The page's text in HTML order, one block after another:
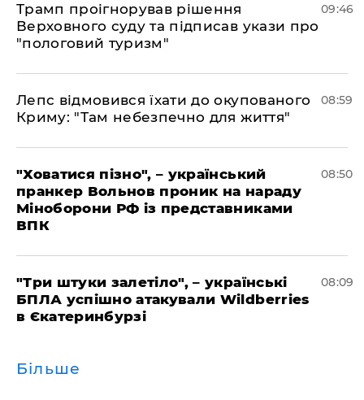
Трамп проігнорував рішення
Верховного суду та підписав укази про
"пологовий туризм"
09:46
Лепс відмовився їхати до окупованого
Криму: "Там небезпечно для життя"
08:59
"Ховатися пізно", – український
пранкер Вольнов проник на нараду
Міноборони РФ із представниками
ВПК
08:50
"Три штуки залетіло", – українські
БПЛА успішно атакували Wildberries
в Єкатеринбурзі
08:09
Більше